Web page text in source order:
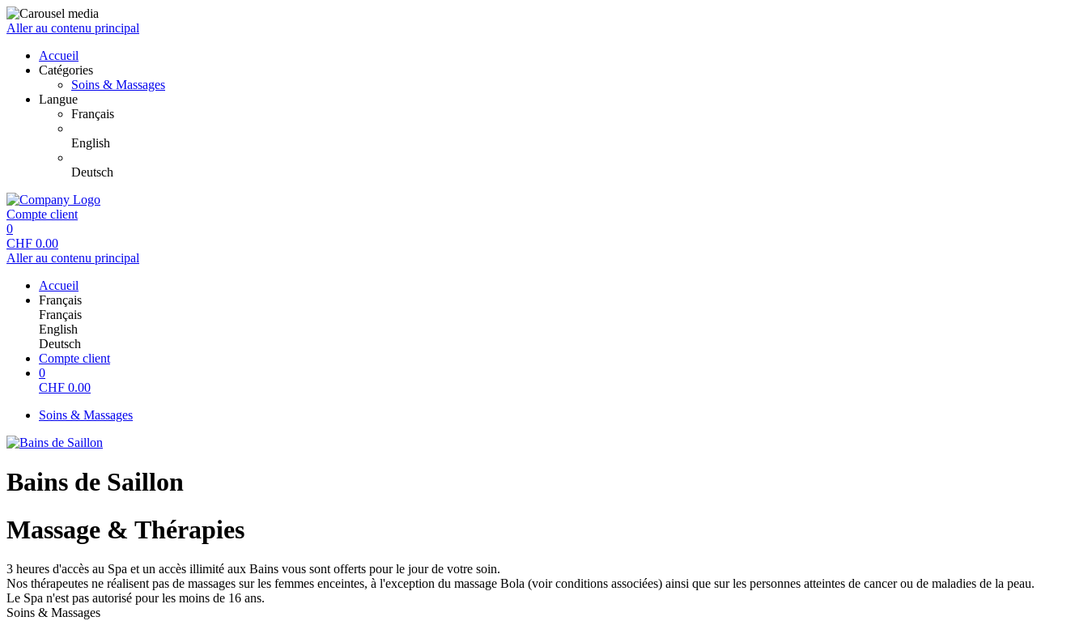
Aller au contenu principal
Accueil
Catégories
Soins & Massages
Langue
Français
English
Deutsch
Compte client
0
CHF 0.00
Aller au contenu principal
Accueil
Français
Français
English
Deutsch
Compte client
0
CHF 0.00
Soins & Massages
Bains de Saillon
Massage & Thérapies
3 heures d'accès au Spa et un accès illimité aux Bains vous sont offerts pour le jour de votre soin.
Nos thérapeutes ne réalisent pas de massages sur les femmes enceintes, à l'exception du massage Bola (voir conditions associées) ainsi que sur les personnes atteintes de cancer ou de maladies de la peau.
Le Spa n'est pas autorisé pour les moins de 16 ans.
Soins & Massages